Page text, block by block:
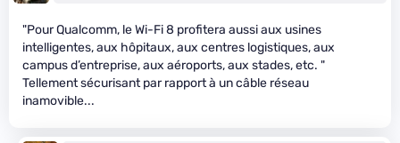
"Pour Qualcomm, le Wi-Fi 8 profitera aussi aux usines
intelligentes, aux hôpitaux, aux centres logistiques, aux
campus d’entreprise, aux aéroports, aux stades, etc. "
Tellement sécurisant par rapport à un câble réseau
inamovible...